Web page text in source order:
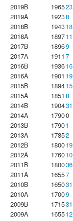
2019B
196523
2019A
19238
2018B
194318
2018A
189711
2017B
18969
2017A
1911 7
2016B
193616
2016A
1901 19
2015B
189415
2015A
1851 8
2014B
190431
2014A
17900
2013B
17901
2013A
17852
2012B
180019
2012A
176010
2011B
180036
2011A
16557
2010B
165031
2010A
17009
2009B
171531
2009A
165512